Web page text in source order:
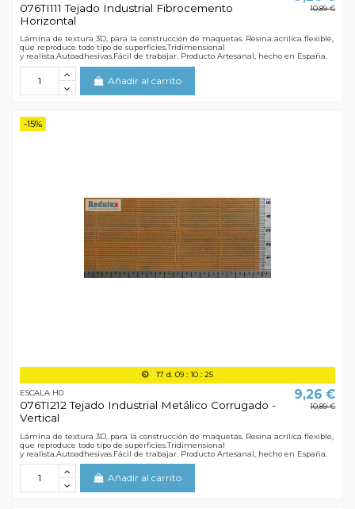
076TI111 Tejado Industrial Fibrocemento
Horizontal
10,89 €
Lámina de textura 3D, para la construcción de maquetas. Resina acrílica flexible,
que reproduce todo tipo de superficies.Tridimensional
y realista.Autoadhesivas.Fácil de trabajar. Producto Artesanal, hecho en España.
Añadir al carrito
-15%
17 d. 09: 10: 24
ESCALA H0
076TI212 Tejado Industrial Metálico Corrugado -
Vertical
9,26 €
10,89 €
Lámina de textura 3D, para la construcción de maquetas. Resina acrílica flexible,
que reproduce todo tipo de superficies.Tridimensional
y realista.Autoadhesivas.Fácil de trabajar. Producto Artesanal, hecho en España.
Añadir al carrito